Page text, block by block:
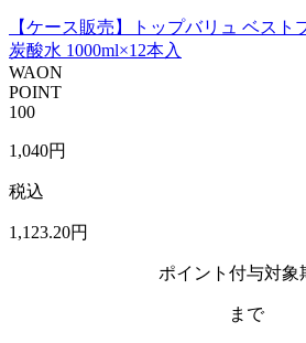
【ケース販売】トップバリュ ベスト
炭酸水 1000ml×12本入
WAON
POINT
100
1,040円
税込
1,123.20円
ポイント付与対象
まで